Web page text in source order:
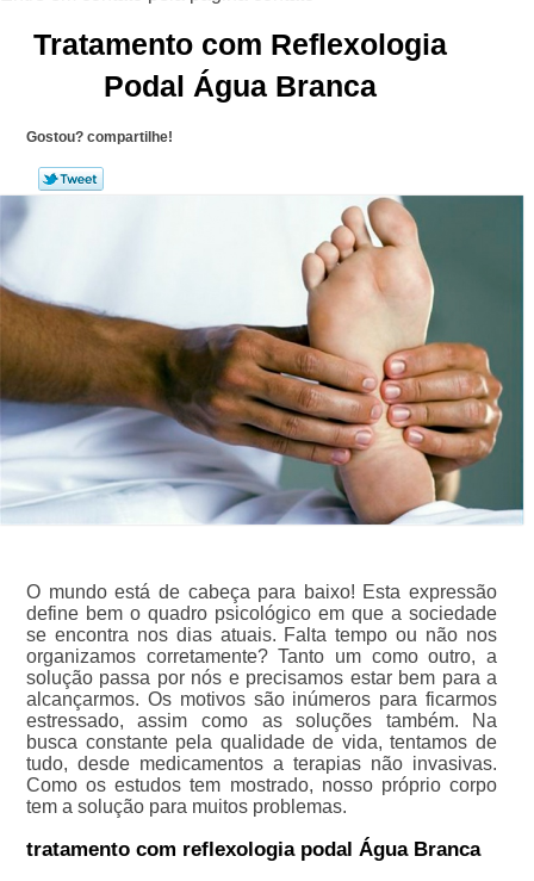
Tratamento com Reflexologia
Podal Água Branca
Gostou? compartilhe!
O mundo está de cabeça para baixo! Esta expressão
define bem o quadro psicológico em que a sociedade
se encontra nos dias atuais. Falta tempo ou não nos
organizamos corretamente? Tanto um como outro, a
solução passa por nós e precisamos estar bem para a
alcançarmos. Os motivos são inúmeros para ficarmos
estressado, assim como as soluções também. Na
busca constante pela qualidade de vida, tentamos de
tudo, desde medicamentos a terapias não invasivas.
Como os estudos tem mostrado, nosso próprio corpo
tem a solução para muitos problemas.
tratamento com reflexologia podal Água Branca